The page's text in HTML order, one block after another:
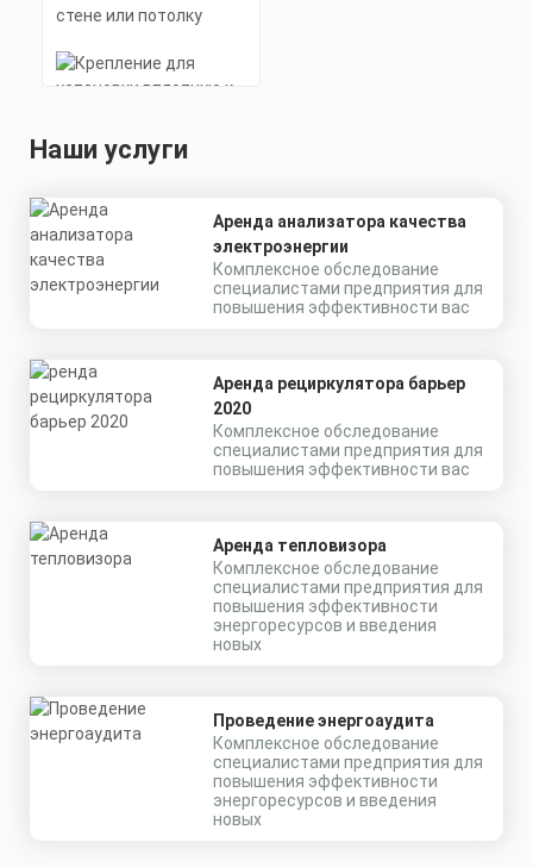
Крепление для
установки вплотную к
Цена по запросу
Получить КП за 15
Скачать
Наши услуги
Аренда анализатора качества
электроэнергии
Комплексное обследование
специалистами предприятия для
повышения эффективности вас
Аренда рециркулятора барьер
2020
Комплексное обследование
специалистами предприятия для
повышения эффективности вас
Аренда тепловизора
Комплексное обследование
специалистами предприятия для
повышения эффективности
энергоресурсов и введения
новых
Проведение энергоаудита
Комплексное обследование
специалистами предприятия для
повышения эффективности
энергоресурсов и введения
новых